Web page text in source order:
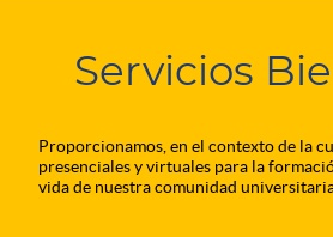
Servicios
Proporcionamos, en el contexto de la
presenciales y virtuales para la
vida de nuestra comunidad